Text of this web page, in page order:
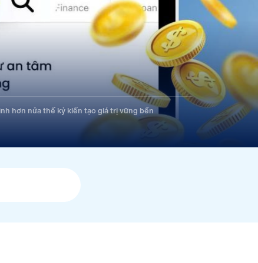
hơn nửa thế kỷ kiến tạo giá trị vững bền